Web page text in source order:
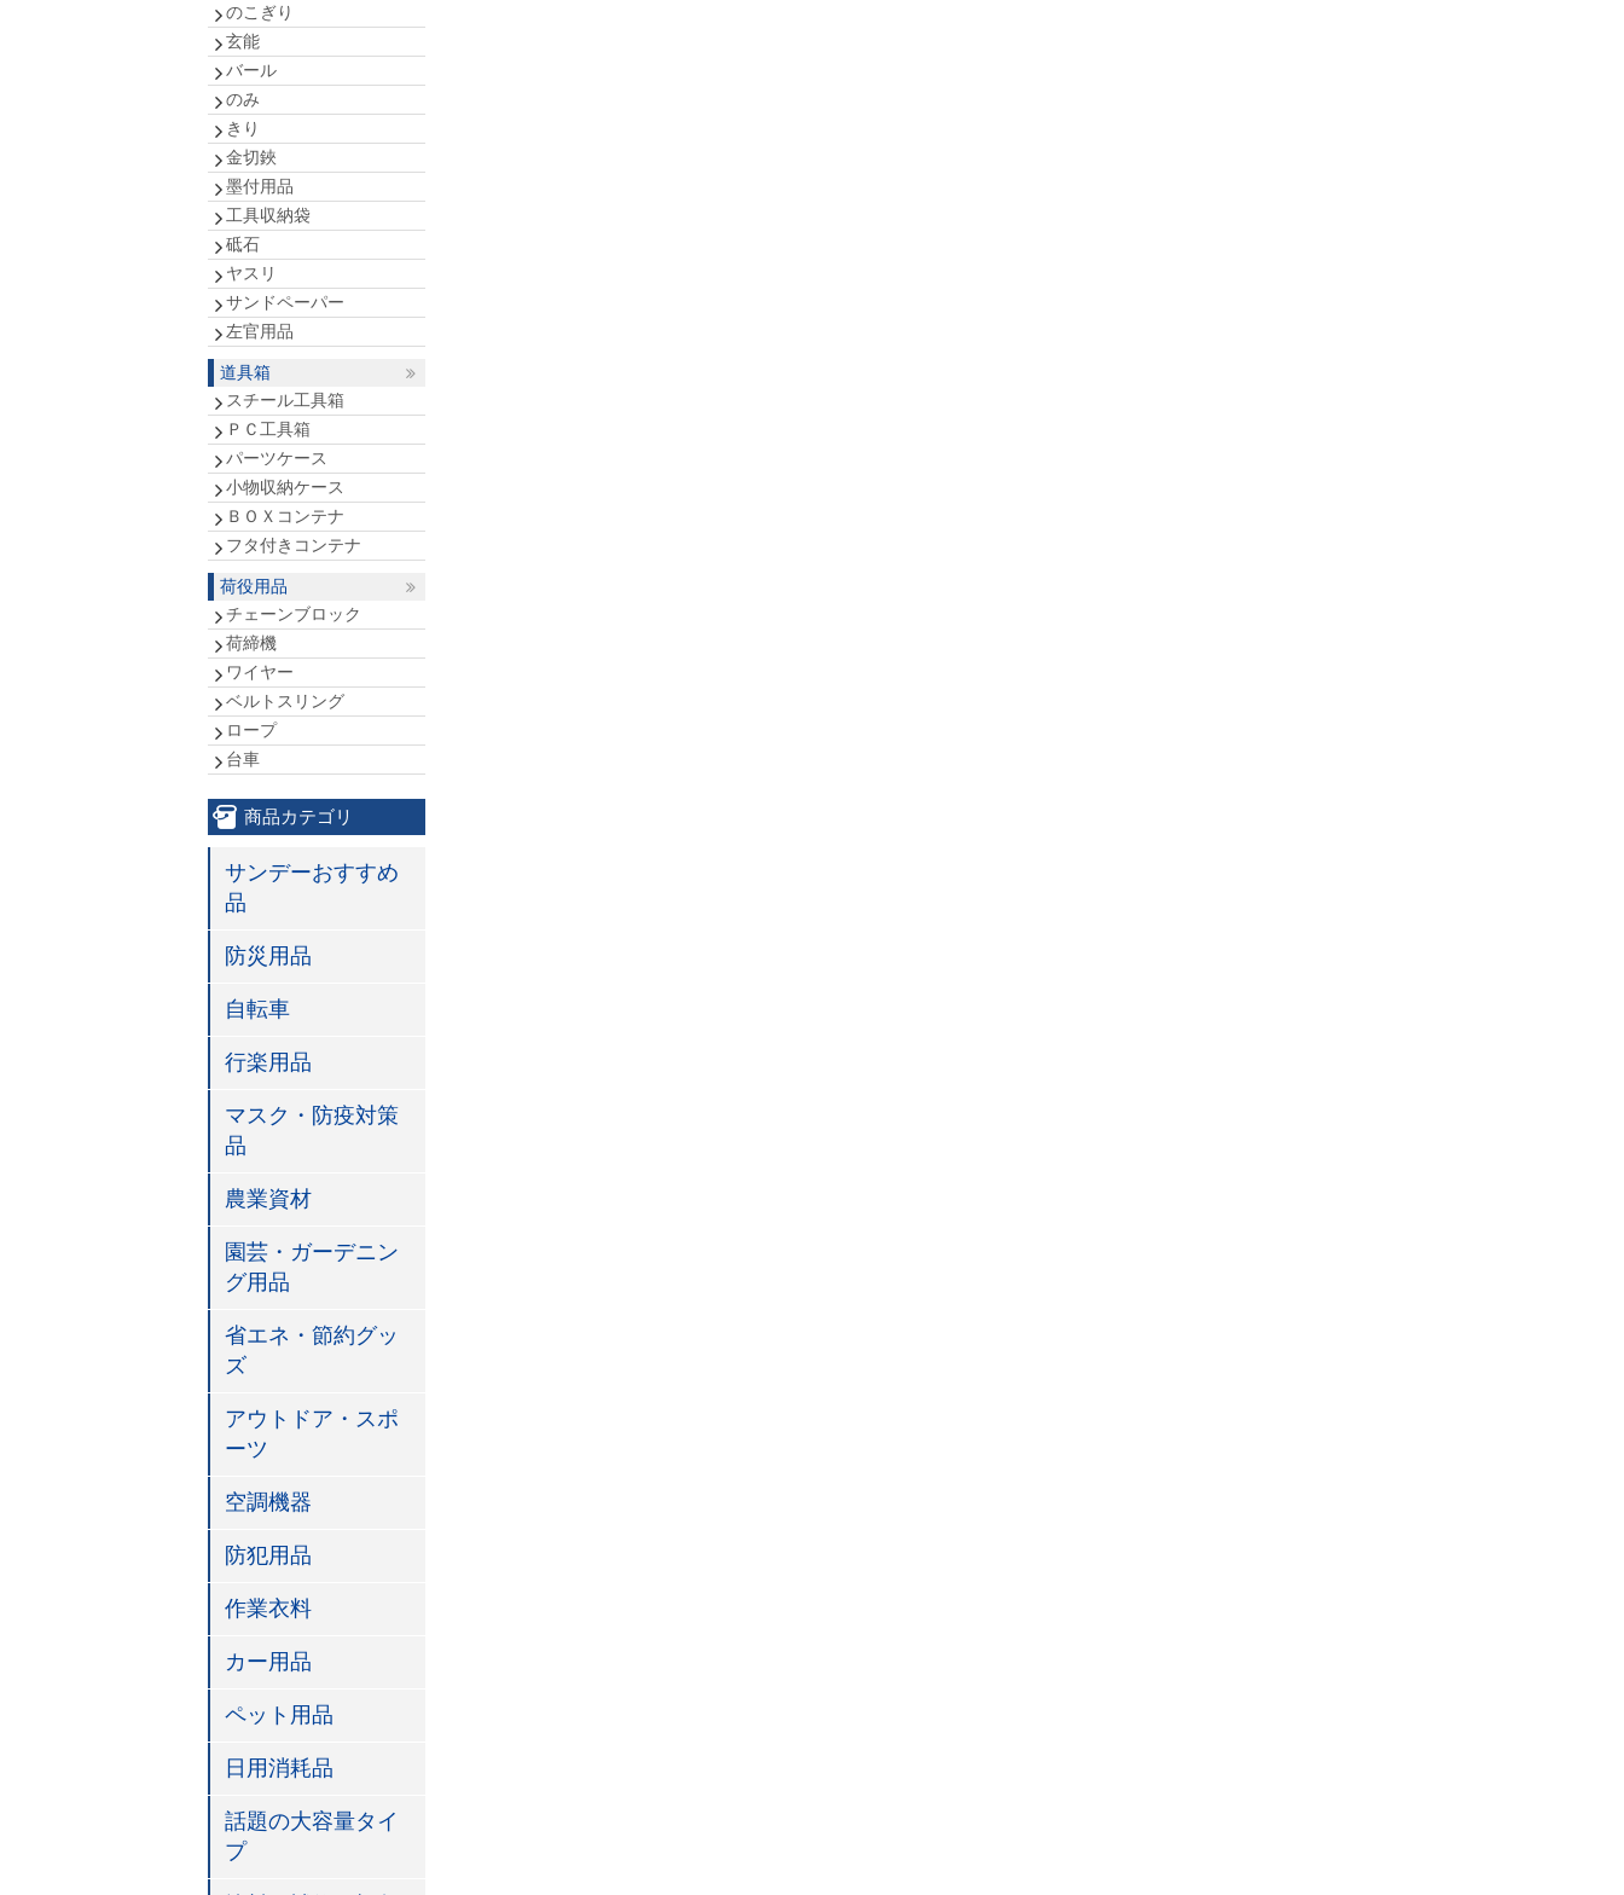
のこぎり
玄能
バール
のみ
きり
金切鋏
墨付用品
工具収納袋
砥石
ヤスリ
サンドペーパー
左官用品
道具箱
スチール工具箱
ＰＣ工具箱
パーツケース
小物収納ケース
ＢＯＸコンテナ
フタ付きコンテナ
荷役用品
チェーンブロック
荷締機
ワイヤー
ベルトスリング
ロープ
台車
商品カテゴリ
サンデーおすすめ
品
防災用品
自転車
行楽用品
マスク・防疫対策
品
農業資材
園芸・ガーデニン
グ用品
省エネ・節約グッ
ズ
アウトドア・スポ
ーツ
空調機器
防犯用品
作業衣料
カー用品
ペット用品
日用消耗品
話題の大容量タイ
プ